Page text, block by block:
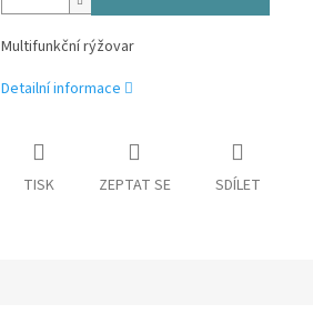
Multifunkční rýžovar
Detailní informace
TISK ZEPTAT SE SDÍLET